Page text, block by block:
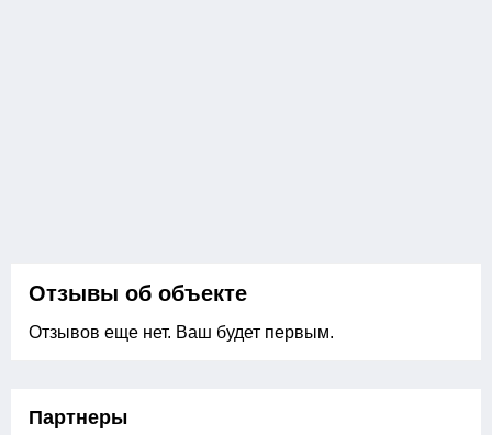
Отзывы об объекте
Отзывов еще нет. Ваш будет первым.
Партнеры